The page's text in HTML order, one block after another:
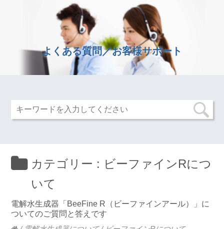
よくある質問／お客様サポート
カテゴリー : ビーファインRにつ
いて
電解水生成器「BeeFine R（ビーファインアール）」に
ついてのご質問と答えです